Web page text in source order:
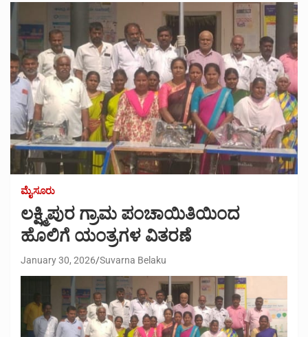
ಮೈಸೂರು
ಲಕ್ಷ್ಮಿಪುರ ಗ್ರಾಮ ಪಂಚಾಯಿತಿಯಿಂದ
ಹೊಲಿಗೆ ಯಂತ್ರಗಳ ವಿತರಣೆ
January 30, 2026 Suvarna Belaku